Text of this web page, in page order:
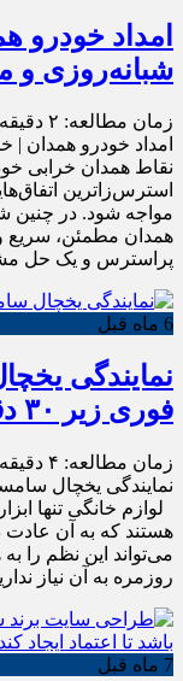
امداد خودرو
شبانه‌روزی و
زمان مطالعه: ۲ دقیقه
امداد خودرو همدان
نقاط همدان خرابی
استرس‌زاترین
مواجه شود. در چنین
همدان مطمئن، سریع
پراسترس و یک حل
6 ماه قبل
نمایندگی
فوری زیر ۳۰ دقیقه
زمان مطالعه: ۴ دقیقه
لوازم خانگی تنها
هستند که به آن عادت
می‌تواند این نظم را
روزمره به آن نیاز
7 ماه قبل